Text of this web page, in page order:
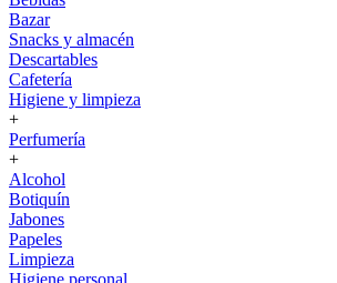
Bazar
Snacks y almacén
Descartables
Cafetería
Higiene y limpieza
+
Perfumería
+
Alcohol
Botiquín
Jabones
Papeles
Limpieza
Higiene personal